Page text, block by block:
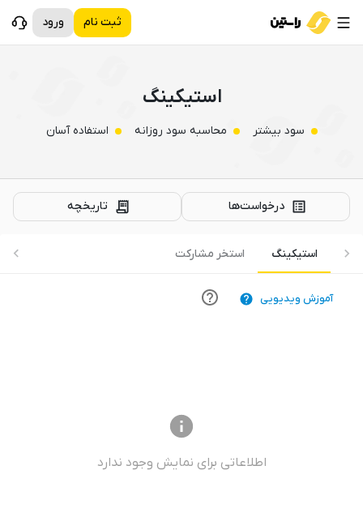
ثبت نام ورود
استیکینگ
سود بیشتر محاسبه سود روزانه استفاده آسان
درخواست‌‌ها تاریخچه
استیکینگ استخر مشارکت
آموزش ویدیویی
اطلاعاتی برای نمایش وجود ندارد